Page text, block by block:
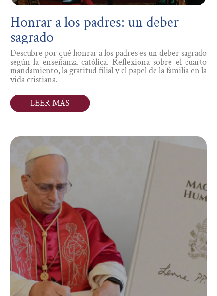
Honrar a los padres: un deber
sagrado
Descubre por qué honrar a los padres es un deber sagrado
según la enseñanza católica. Reflexiona sobre el cuarto
mandamiento, la gratitud filial y el papel de la familia en la
vida cristiana.
LEER MÁS